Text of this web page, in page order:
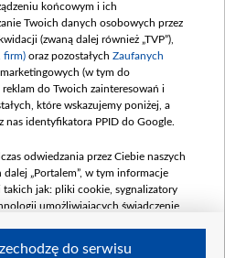
końcowym i ich
Twoich danych osobowych przez
(zwaną dalej również „TVP”),
firm) oraz pozostałych Zaufanych
marketingowych (w tym do
do Twoich zainteresowań i
które wskazujemy poniżej, a
nas identyfikatora PPID do Google.
odwiedzania przez Ciebie naszych
dalej „Portalem”, w tym informacje
jak: pliki cookie, sygnalizatory
umożliwiających świadczenie
do serwisu